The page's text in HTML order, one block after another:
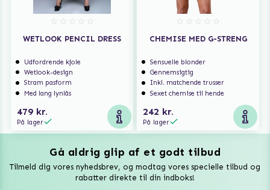
WETLOOK PENCIL DRESS
Udfordrende kjole
Wetlook-design
Stram pasform
Med lang lynlås
479 kr.
På lager
CHEMISE MED G-STRENG
Sensuelle blonder
Gennemsigtig
Inkl. matchende trusser
Sexet chemise til hende
242 kr.
På lager
Gå aldrig glip af et godt tilbud
Tilmeld dig vores nyhedsbrev, og modtag vores specielle tilbud og
rabatter direkte til din indboks!
Vuxen Magazine